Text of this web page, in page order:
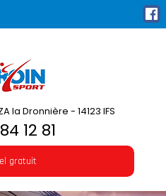
la Dronnière - 14123 IFS
12 81
gratuit